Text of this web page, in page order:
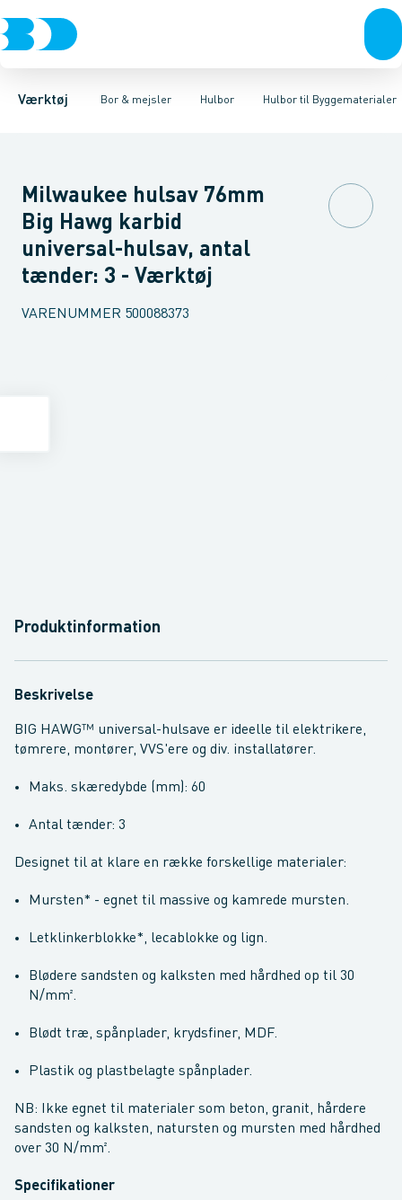
Værktøj Bor & mejsler
Akku- & elværktøj HåndværktøjRørværktøjBits & toppeBor
Hulbor
MurborHammerborMetalborHulbor DiamantborTræbor
Hulbor til Byggematerialer
Hulbor til StålHulbor til ByggematerialerSpecial hulbor
Milwaukee hulsav 76mm
Big Hawg karbid
universal-hulsav, antal
tænder: 3 - Værktøj
VARENUMMER 500088373
Produktinformation
Beskrivelse
BIG HAWG™ universal-hulsave er ideelle til elektrikere,
tømrere, montører, VVS'ere og div. installatører.
Maks. skæredybde (mm): 60
Antal tænder: 3
Designet til at klare en række forskellige materialer:
Mursten* - egnet til massive og kamrede mursten.
Letklinkerblokke*, lecablokke og lign.
Blødere sandsten og kalksten med hårdhed op til 30
N/mm².
Blødt træ, spånplader, krydsfiner, MDF.
Plastik og plastbelagte spånplader.
NB: Ikke egnet til materialer som beton, granit, hårdere
sandsten og kalksten, natursten og mursten med hårdhed
over 30 N/mm².
Specifikationer